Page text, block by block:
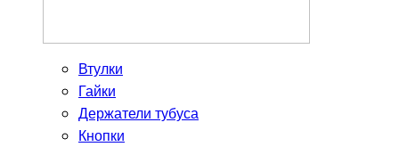
Втулки
Гайки
Держатели тубуса
Кнопки